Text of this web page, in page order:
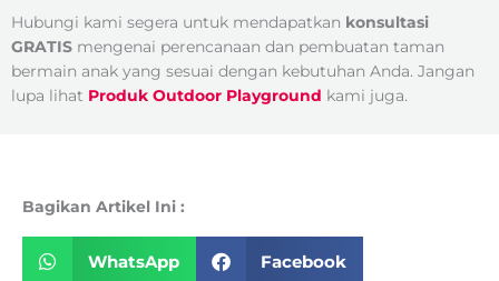
Hubungi kami segera untuk mendapatkan konsultasi
GRATIS mengenai perencanaan dan pembuatan taman
bermain anak yang sesuai dengan kebutuhan Anda. Jangan
lupa lihat Produk Outdoor Playground kami juga.
Bagikan Artikel Ini :
WhatsApp Facebook